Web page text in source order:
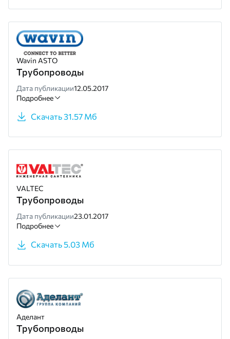
Wavin ASTO
Трубопроводы
Дата публикации12.05.2017
Подробнее
Скачать 31.57 Мб
VALTEC
Трубопроводы
Дата публикации23.01.2017
Подробнее
Скачать 5.03 Мб
Аделант
Трубопроводы